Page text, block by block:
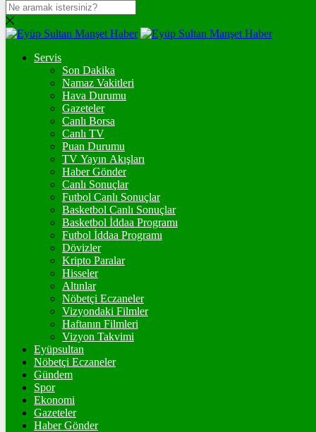
DOLAR
47,7436$% 0.18
EURO
% 0.32
STERLİN
% 0.38
GRAM ALTIN
%2,59
%2,39
BİTCOİN
฿%0.3
ETHEREUM
%0.2
TETHER
47.67
$%0
Servis
Son Dakika
Namaz Vakitleri
Hava Durumu
Gazeteler
Canlı Borsa
Canlı TV
Puan Durumu
TV Yayın Akışları
Haber Gönder
Canlı Sonuçlar
Futbol Canlı Sonuçlar
Basketbol Canlı Sonuçlar
Basketbol İddaa Programı
Futbol İddaa Programı
Dövizler
Kripto Paralar
Hisseler
Altınlar
Nöbetçi Eczaneler
Vizyondaki Filmler
Haftanın Filmleri
Vizyon Takvimi
Eyüpsultan
Nöbetçi Eczaneler
Gündem
Spor
Ekonomi
Gazeteler
Haber Gönder
20:37 / CHP EYÜPSULTAN İLÇE ÖRGÜTÜ ÜYELERİ